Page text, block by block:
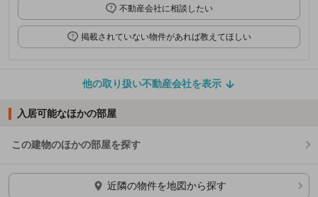
不動産会社に相談したい
掲載されていない物件があれば教えてほしい
他の取り扱い不動産会社を表示
入居可能なほかの部屋
この建物のほかの部屋を探す
ほかの部屋を検索中…
近隣の物件を地図から探す